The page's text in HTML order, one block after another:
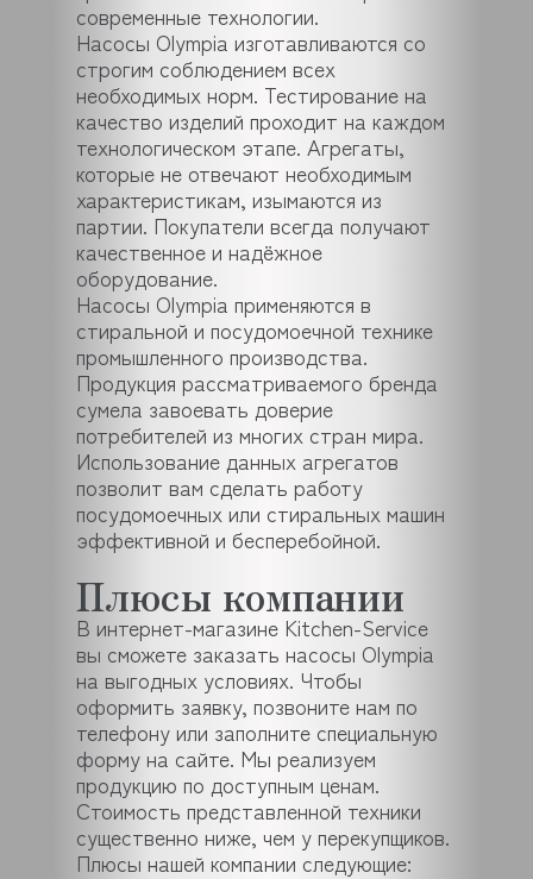
современные технологии.
Насосы Olympia изготавливаются со
строгим соблюдением всех
необходимых норм. Тестирование на
качество изделий проходит на каждом
технологическом этапе. Агрегаты,
которые не отвечают необходимым
характеристикам, изымаются из
партии. Покупатели всегда получают
качественное и надёжное
оборудование.
Насосы Olympia применяются в
стиральной и посудомоечной технике
промышленного производства.
Продукция рассматриваемого бренда
сумела завоевать доверие
потребителей из многих стран мира.
Использование данных агрегатов
позволит вам сделать работу
посудомоечных или стиральных машин
эффективной и бесперебойной.
Плюсы компании
В интернет-магазине Kitchen-Service
вы сможете заказать насосы Olympia
на выгодных условиях. Чтобы
оформить заявку, позвоните нам по
телефону или заполните специальную
форму на сайте. Мы реализуем
продукцию по доступным ценам.
Стоимость представленной техники
существенно ниже, чем у перекупщиков.
Плюсы нашей компании следующие: